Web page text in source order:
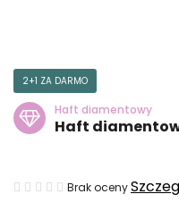
2+1 ZA DARMO
Haft diamentowy
Haft
Średnia
Brak oceny